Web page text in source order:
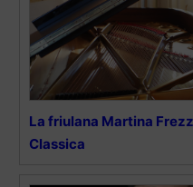
La friulana Martina
Classica